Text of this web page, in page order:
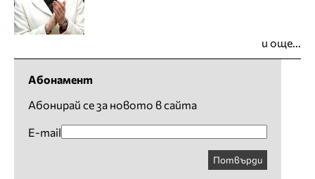
и още...
Абонамент
Абонирай се за новото в сайта
E-mail
Потвърди